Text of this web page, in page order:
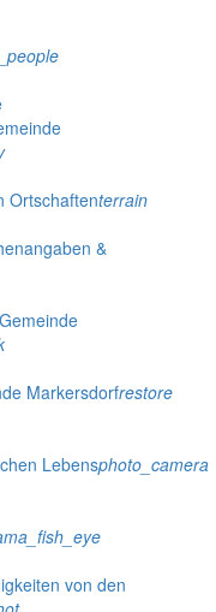
Ortschaftenterrain
&
Markersdorfrestore
Lebensphoto_camera
von den